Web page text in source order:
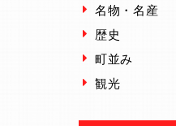
名物・名産
歴史
町並み
観光